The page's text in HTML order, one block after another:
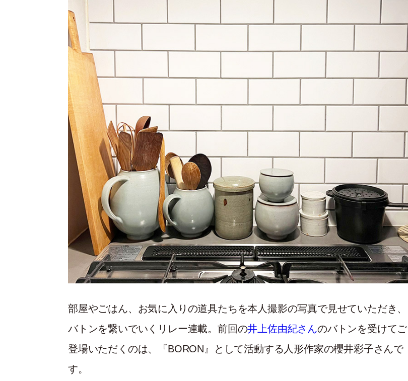
部屋やごはん、お気に入りの道具たちを本人撮影の写真で見せていただき、
バトンを繋いでいくリレー連載。前回の井上佐由紀さんのバトンを受けてご
登場いただくのは、『BORON』として活動する人形作家の櫻井彩子さんで
す。